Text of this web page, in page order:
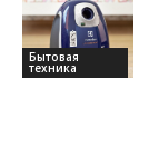
Бытовая
техника